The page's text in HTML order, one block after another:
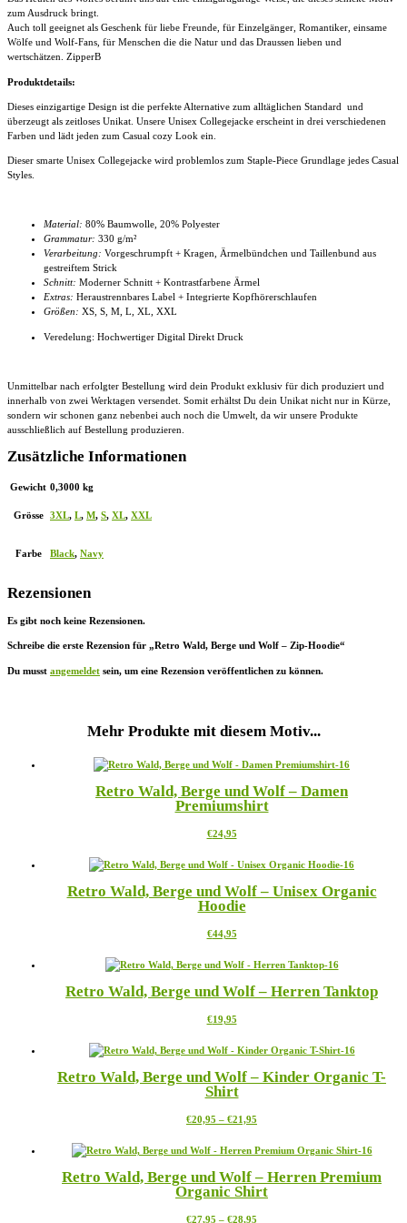
zum Ausdruck bringt.
Auch toll geeignet als Geschenk für liebe Freunde, für Einzelgänger, Romantiker, einsame
Wölfe und Wolf-Fans, für Menschen die die Natur und das Draussen lieben und
wertschätzen. ZipperB
Produktdetails:
Dieses einzigartige Design ist die perfekte Alternative zum alltäglichen Standard und
überzeugt als zeitloses Unikat. Unsere Unisex Collegejacke erscheint in drei verschiedenen
Farben und lädt jeden zum Casual cozy Look ein.
Dieser smarte Unisex Collegejacke wird problemlos zum Staple-Piece Grundlage jedes Casual
Styles.
Material: 80% Baumwolle, 20% Polyester
Grammatur: 330 g/m²
Verarbeitung: Vorgeschrumpft + Kragen, Ärmelbündchen und Taillenbund aus
gestreiftem Strick
Schnitt: Moderner Schnitt + Kontrastfarbene Ärmel
Extras: Heraustrennbares Label + Integrierte Kopfhörerschlaufen
Größen: XS, S, M, L, XL, XXL
Veredelung: Hochwertiger Digital Direkt Druck
Unmittelbar nach erfolgter Bestellung wird dein Produkt exklusiv für dich produziert und
innerhalb von zwei Werktagen versendet. Somit erhältst Du dein Unikat nicht nur in Kürze,
sondern wir schonen ganz nebenbei auch noch die Umwelt, da wir unsere Produkte
ausschließlich auf Bestellung produzieren.
Zusätzliche Informationen
Gewicht 0,3000 kg
Grösse 3XL, L, M, S, XL, XXL
Farbe Black, Navy
Rezensionen
Es gibt noch keine Rezensionen.
Schreibe die erste Rezension für „Retro Wald, Berge und Wolf – Zip-Hoodie“
Du musst angemeldet sein, um eine Rezension veröffentlichen zu können.
Mehr Produkte mit diesem Motiv...
Retro Wald, Berge und Wolf – Damen
Premiumshirt
€24,95Dieses
weist
Varianten
auf.
Optionen
auf
Produktseite
werden
Retro Wald, Berge und Wolf – Unisex Organic
Hoodie
€44,95Dieses
weist
Varianten
Die
können
der
Produktseite
werden
Retro Wald, Berge und Wolf – Herren Tanktop
€19,95Dieses
weist
Varianten
auf.
Optionen
auf
Produktseite
gewählt
Retro Wald, Berge und Wolf – Kinder Organic T-
Shirt
€20,95 – €21,95
bis
weist
Varianten
auf.
Retro Wald, Berge und Wolf – Herren Premium
Organic Shirt
€27,95 – €28,95